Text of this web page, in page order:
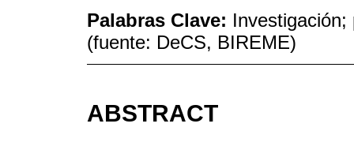
Palabras Clave:
(fuente: DeCS, BIREME)
ABSTRACT